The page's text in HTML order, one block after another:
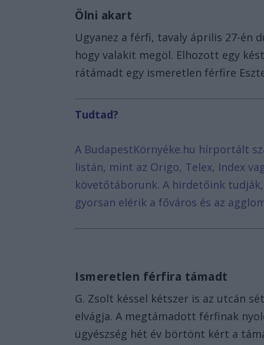
Ölni akart
Ugyanez a férfi, tavaly április 27-én
hogy valakit megöl. Elhozott egy
rátámadt egy ismeretlen férfire
Tudtad?
A BudapestKörnyéke.hu hírportált
listán, mint az Origo, Telex, Index
követőtáborunk. A hirdetőink
gyorsan elérik a főváros és az
Ismeretlen férfira támadt
G. Zsolt késsel kétszer is az utcán
elvágja. A megtámadott férfinak
ügyészség hét év börtönt kért a